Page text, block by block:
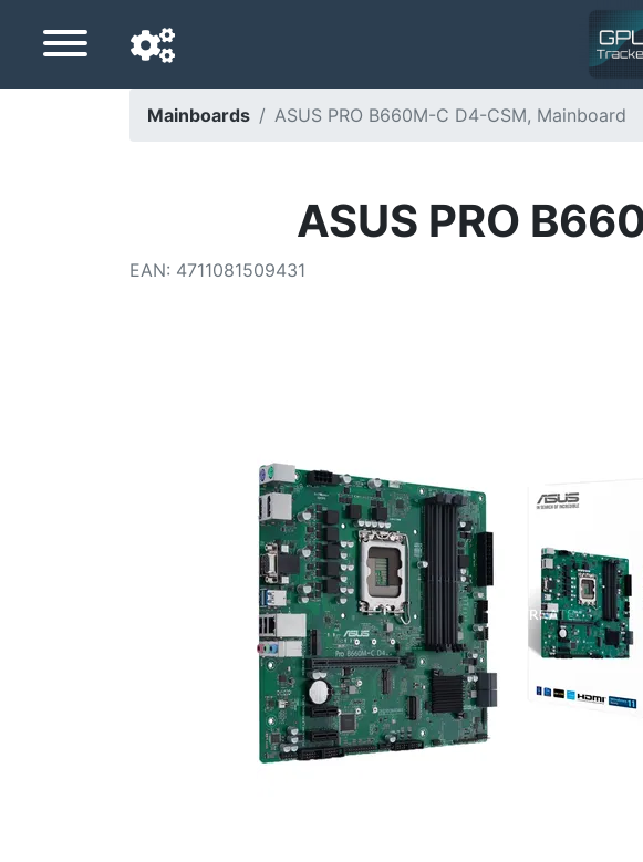
Mainboards ASUS PRO B660M-C D4-CSM, Mainboard
ASUS PRO
EAN: 4711081509431